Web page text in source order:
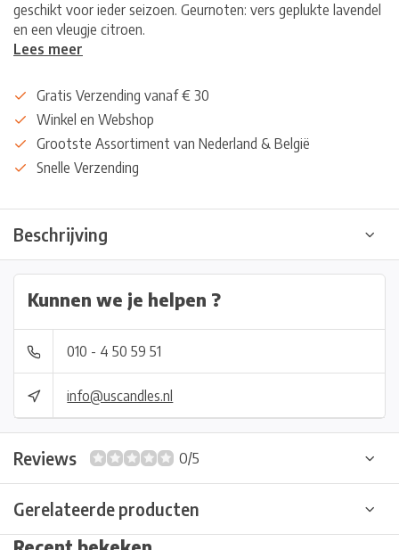
geschikt voor ieder seizoen. Geurnoten: vers geplukte lavendel
en een vleugje citroen.
Lees meer
Gratis Verzending vanaf € 30
Winkel en Webshop
Grootste Assortiment van Nederland & België
Snelle Verzending
Beschrijving
Kunnen we je helpen ?
010 - 4 50 59 51
info@uscandles.nl
Reviews 0/5
Gerelateerde producten